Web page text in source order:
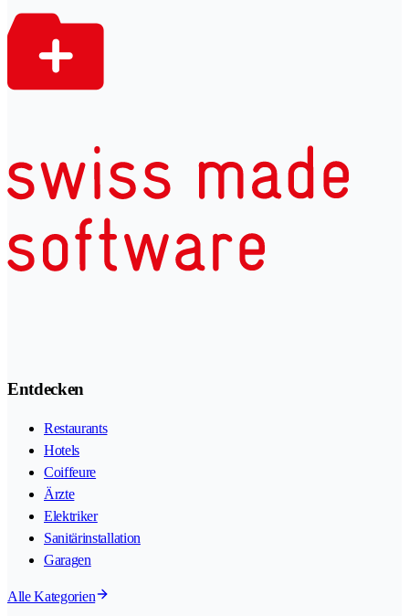
Entdecken
Restaurants
Hotels
Coiffeure
Ärzte
Elektriker
Sanitärinstallation
Garagen
Alle Kategorien